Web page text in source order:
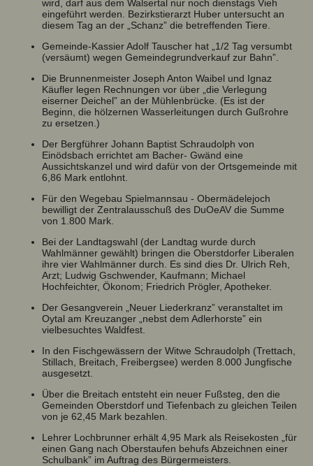
wird, darf aus dem Walsertal nur noch dienstags Vieh
eingeführt werden. Bezirkstierarzt Huber untersucht an
diesem Tag an der „Schanz” die betreffenden Tiere.
Gemeinde-Kassier Adolf Tauscher hat „1/2 Tag versumbt
(versäumt) wegen Gemeindegrundverkauf zur Bahn”.
Die Brunnenmeister Joseph Anton Waibel und Ignaz
Käufler legen Rechnungen vor über „die Verlegung
eiserner Deichel” an der Mühlenbrücke. (Es ist der
Beginn, die hölzernen Wasserleitungen durch Gußrohre
zu ersetzen.)
Der Bergführer Johann Baptist Schraudolph von
Einödsbach errichtet am Bacher- Gwänd eine
Aussichtskanzel und wird dafür von der Ortsgemeinde mit
6,86 Mark entlohnt.
Für den Wegebau Spielmannsau - Obermädelejoch
bewilligt der Zentralausschuß des DuOeAV die Summe
von 1.800 Mark.
Bei der Landtagswahl (der Landtag wurde durch
Wahlmänner gewählt) bringen die Oberstdorfer Liberalen
ihre vier Wahlmänner durch. Es sind dies Dr. Ulrich Reh,
Arzt; Ludwig Gschwender, Kaufmann; Michael
Hochfeichter, Ökonom; Friedrich Prögler, Apotheker.
Der Gesangverein „Neuer Liederkranz” veranstaltet im
Oytal am Kreuzanger „nebst dem Adlerhorste” ein
vielbesuchtes Waldfest.
In den Fischgewässern der Witwe Schraudolph (Trettach,
Stillach, Breitach, Freibergsee) werden 8.000 Jungfische
ausgesetzt.
Über die Breitach entsteht ein neuer Fußsteg, den die
Gemeinden Oberstdorf und Tiefenbach zu gleichen Teilen
von je 62,45 Mark bezahlen.
Lehrer Lochbrunner erhält 4,95 Mark als Reisekosten „für
einen Gang nach Oberstaufen behufs Abzeichnen einer
Schulbank” im Auftrag des Bürgermeisters.